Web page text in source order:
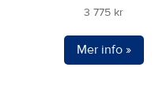
3 775 kr
Mer info »